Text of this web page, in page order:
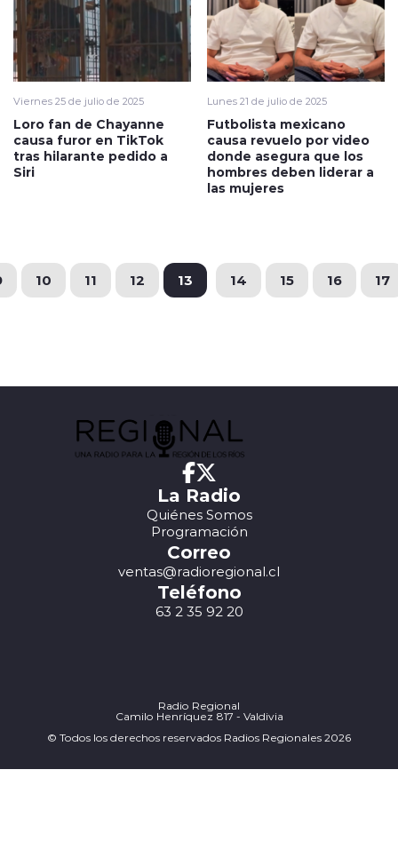
Viernes 25 de julio de 2025
Loro fan de Chayanne
causa furor en TikTok
tras hilarante pedido a
Siri
Lunes 21 de julio de 2025
Futbolista mexicano
causa revuelo por video
donde asegura que los
hombres deben liderar a
las mujeres
10 11 12 13 14 15 16 17
La Radio
Quiénes Somos
Programación
Correo
ventas@radioregional.cl
Teléfono
63 2 35 92 20
Radio Regional
Camilo Henríquez 817 - Valdivia
© Todos los derechos reservados Radios Regionales 2026